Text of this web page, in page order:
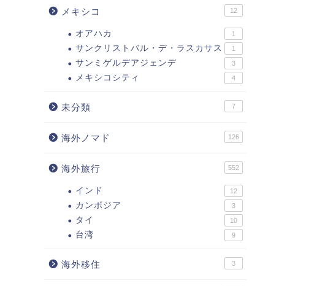
メキシコ 12
オアハカ 1
サンクリストバル・デ・ラスカサス 1
サンミゲルデアジェンデ 3
メキシコシティ 4
未分類 7
海外ノマド 126
海外旅行 552
インド 12
カンボジア 3
タイ 10
台湾 9
海外移住 3